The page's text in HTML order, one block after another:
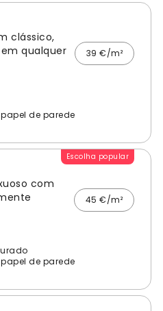
clássico,
qualquer
39 €/m²
de parede
Escolha popular
com
45 €/m²
de parede